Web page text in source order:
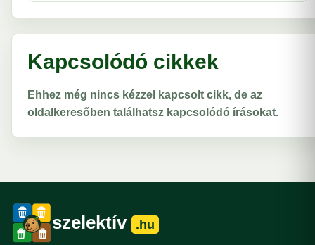
Kapcsolódó cikkek
Ehhez még nincs kézzel kapcsolt cikk, de az
oldalkeresőben találhatsz kapcsolódó írásokat.
szelektív .hu